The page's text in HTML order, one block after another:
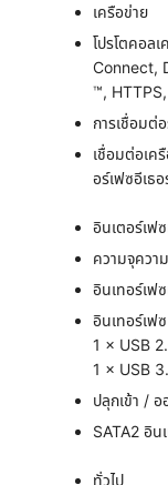
เครือข่าย
โปรโตคอลเ
Connect,
™,
การเชื่อมต่อ
เชื่อมต่อเค
อร์เฟซอีเธ
อินเตอร์เฟ
ความจุควา
อินเทอร์เฟ
อินเทอร์เฟ
1 × USB
1 × USB
ปลุกเข้า / อ
SATA2 อิน
ทั่วไป